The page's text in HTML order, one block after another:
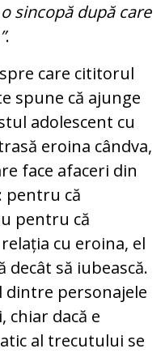
sincopă după care
.
care cititorul
spune că ajunge
adolescent cu
eroina cândva,
face afaceri din
pentru că
pentru că
cu eroina, el
decât să iubească.
dintre personajele
chiar dacă e
al trecutului se